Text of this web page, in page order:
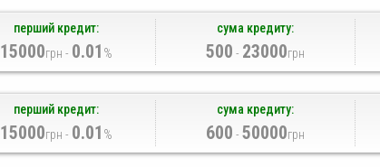
перший кредит:
15000грн - 0.01 %
сума кредиту:
500 - 23000грн
перший кредит:
15000грн - 0.01 %
сума кредиту:
600 - 50000грн